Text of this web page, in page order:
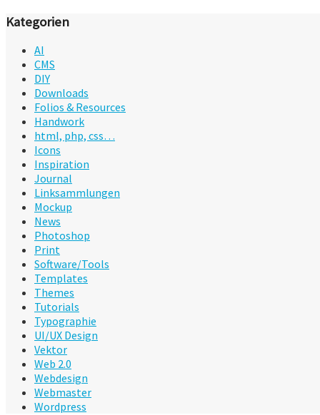
Kategorien
AI
CMS
DIY
Downloads
Folios & Resources
Handwork
html, php, css…
Icons
Inspiration
Journal
Linksammlungen
Mockup
News
Photoshop
Print
Software/Tools
Templates
Themes
Tutorials
Typographie
UI/UX Design
Vektor
Web 2.0
Webdesign
Webmaster
Wordpress